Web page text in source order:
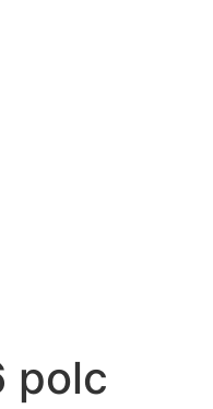
polc